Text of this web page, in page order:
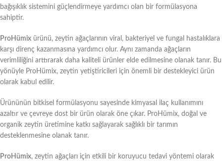
bağışıklık sistemini güçlendirmeye yardımcı olan bir formülasyona
sahiptir.
ProHümix ürünü, zeytin ağaçlarının viral, bakteriyel ve fungal hastalıklara
karşı direnç kazanmasına yardımcı olur. Aynı zamanda ağaçların
verimliliğini arttırarak daha kaliteli ürünler elde edilmesine olanak tanır. Bu
yönüyle ProHümix, zeytin yetiştiricileri için önemli bir destekleyici ürün
olarak kabul edilir.
Ürününün bitkisel formülasyonu sayesinde kimyasal ilaç kullanımını
azaltır ve çevreye dost bir ürün olarak öne çıkar. ProHümix, doğal ve
organik zeytin üretimine katkı sağlayarak sağlıklı bir tarımın
desteklenmesine olanak tanır.
ProHümix, zeytin ağaçları için etkili bir koruyucu tedavi yöntemi olarak